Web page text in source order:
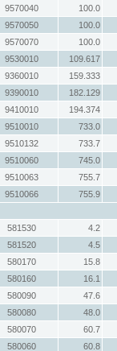
9570040
100.0
9570050
100.0
9570070
100.0
9530010
109.617
9360010
159.333
9390010
182.129
9410010
194.374
9510010
733.0
9510132
733.7
9510060
745.0
9510063
755.7
9510066
755.9
581530
4.2
581520
4.5
580170
15.8
580160
16.1
580090
47.6
580080
48.0
580070
60.7
580060
60.8